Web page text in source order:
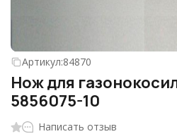
Артикул:84870
Нож для
5856075-10
Написать отзыв